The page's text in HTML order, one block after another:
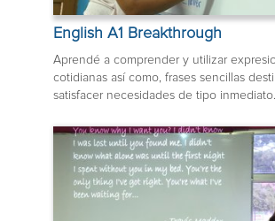
English A1 Breakthrough
Aprendé a comprender y utilizar
cotidianas así como, frases sencillas
satisfacer necesidades de tipo inmediato.